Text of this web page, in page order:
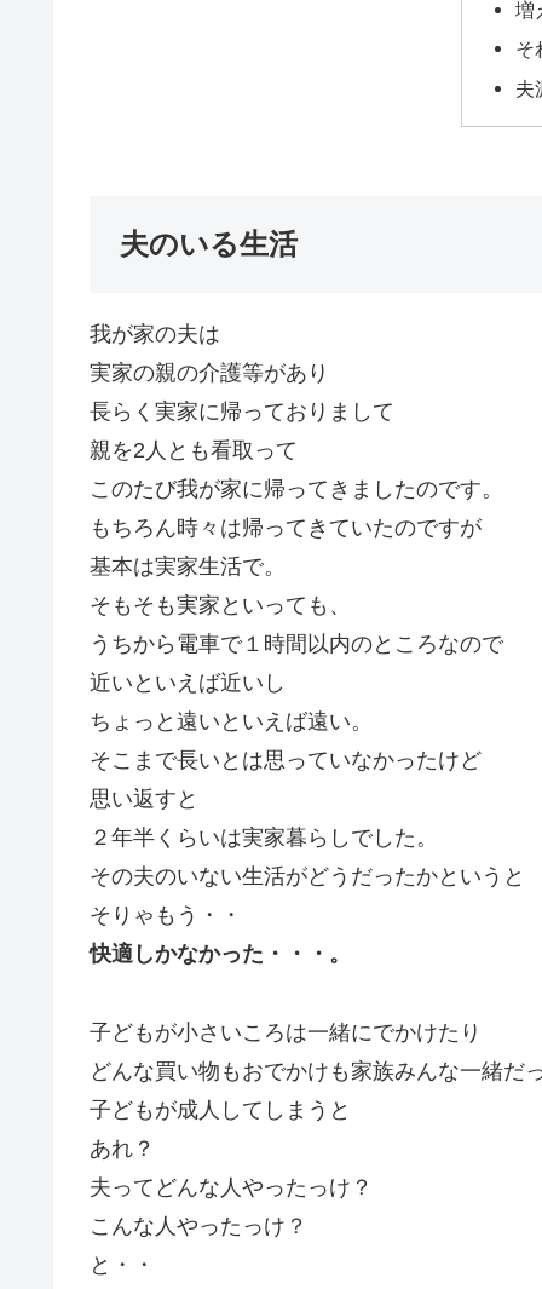
増
そ
夫
夫のいる生活
我が家の夫は
実家の親の介護等があり
長らく実家に帰っておりまして
親を2人とも看取って
このたび我が家に帰ってきましたのです。
もちろん時々は帰ってきていたのですが
基本は実家生活で。
そもそも実家といっても、
うちから電車で１時間以内のところなので
近いといえば近いし
ちょっと遠いといえば遠い。
そこまで長いとは思っていなかったけど
思い返すと
２年半くらいは実家暮らしでした。
その夫のいない生活がどうだったかというと
そりゃもう・・
快適しかなかった・・・。
子どもが小さいころは一緒にでかけたり
どんな買い物もおでかけも家族みんな一緒だ
子どもが成人してしまうと
あれ？
夫ってどんな人やったっけ？
こんな人やったっけ？
と・・